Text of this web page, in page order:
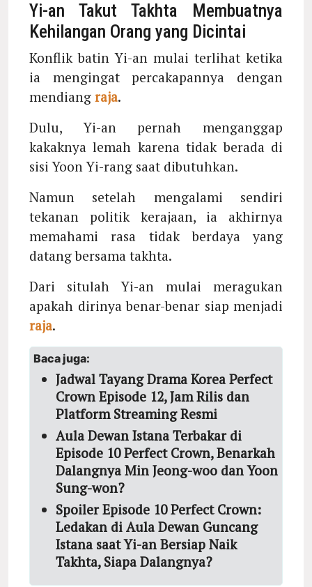
Yi-an Takut Takhta Membuatnya
Kehilangan Orang yang Dicintai
Konflik batin Yi-an mulai terlihat ketika
ia mengingat percakapannya dengan
mendiang raja.
Dulu, Yi-an pernah menganggap
kakaknya lemah karena tidak berada di
sisi Yoon Yi-rang saat dibutuhkan.
Namun setelah mengalami sendiri
tekanan politik kerajaan, ia akhirnya
memahami rasa tidak berdaya yang
datang bersama takhta.
Dari situlah Yi-an mulai meragukan
apakah dirinya benar-benar siap menjadi
raja.
Baca juga:
Jadwal Tayang Drama Korea Perfect
Crown Episode 12, Jam Rilis dan
Platform Streaming Resmi
Aula Dewan Istana Terbakar di
Episode 10 Perfect Crown, Benarkah
Dalangnya Min Jeong-woo dan Yoon
Sung-won?
Spoiler Episode 10 Perfect Crown:
Ledakan di Aula Dewan Guncang
Istana saat Yi-an Bersiap Naik
Takhta, Siapa Dalangnya?